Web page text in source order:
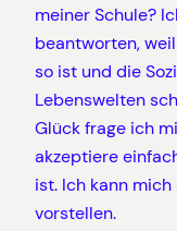
meiner Schule?
beantworten,
so ist und die
Lebenswelten
Glück frage ich
akzeptiere
ist. Ich kann
vorstellen.